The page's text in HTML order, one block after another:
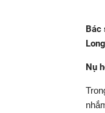
Bác
Nụ